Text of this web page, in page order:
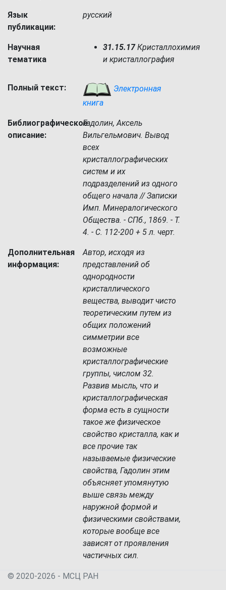
Язык
публикации:
русский
Научная
тематика
31.15.17Кристаллохимия
и кристаллография
Полный текст:
Электронная
книга
Библиографическое
описание:
Гадолин, Аксель
Вильгельмович. Вывод
всех
кристаллографических
систем и их
подразделений из одного
общего начала // Записки
Имп. Минералогического
Общества. - СПб., 1869. - Т.
4. - С. 112-200 + 5 л. черт.
Дополнительная
информация:
Автор, исходя из
представлений об
однородности
кристаллического
вещества, выводит чисто
теоретическим путем из
общих положений
симметрии все
возможные
кристаллографические
группы, числом 32.
Развив мысль, что и
кристаллографическая
форма есть в сущности
такое же физическое
свойство кристалла, как и
все прочие так
называемые физические
свойства, Гадолин этим
объясняет упомянутую
выше связь между
наружной формой и
физическими свойствами,
которые вообще все
зависят от проявления
частичных сил.
© 2020-2026 - МСЦ РАН